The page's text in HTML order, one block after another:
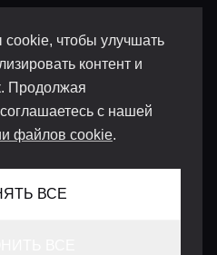
чтобы улучшать
контент и
Продолжая
с нашей
файлов cookie.
ВСЕ